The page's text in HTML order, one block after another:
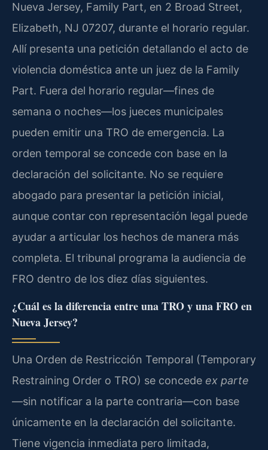
Nueva Jersey, Family Part, en 2 Broad Street,
Elizabeth, NJ 07207, durante el horario regular.
Allí presenta una petición detallando el acto de
violencia doméstica ante un juez de la Family
Part. Fuera del horario regular—fines de
semana o noches—los jueces municipales
pueden emitir una TRO de emergencia. La
orden temporal se concede con base en la
declaración del solicitante. No se requiere
abogado para presentar la petición inicial,
aunque contar con representación legal puede
ayudar a articular los hechos de manera más
completa. El tribunal programa la audiencia de
FRO dentro de los diez días siguientes.
¿Cuál es la diferencia entre una TRO y una FRO en
Nueva Jersey?
Una Orden de Restricción Temporal (Temporary
Restraining Order o TRO) se concede ex parte
—sin notificar a la parte contraria—con base
únicamente en la declaración del solicitante.
Tiene vigencia inmediata pero limitada,